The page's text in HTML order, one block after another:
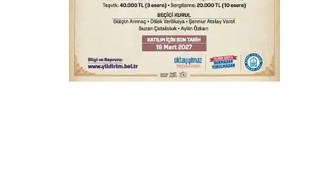
6. Perseid Meteor Yağmuru Gözlem
Etkinliği Karacabey'de gökyüzü
tutkunlarını buluşturacak
Fetih coşkusu Keles'e taşındı